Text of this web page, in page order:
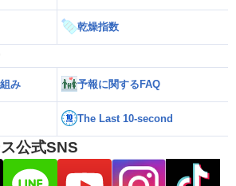
乾燥指数
み 予報に関するFAQ
The Last 10-second
公式SNS